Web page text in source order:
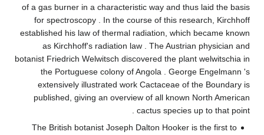
of a gas burner in a characteristic way and thus laid the basis
for spectroscopy . In the course of this research, Kirchhoff
established his law of thermal radiation, which became known
as Kirchhoff's radiation law . The Austrian physician and
botanist Friedrich Welwitsch discovered the plant welwitschia in
the Portuguese colony of Angola . George Engelmann 's
extensively illustrated work Cactaceae of the Boundary is
published, giving an overview of all known North American
cactus species up to that point .
The British botanist Joseph Dalton Hooker is the first to